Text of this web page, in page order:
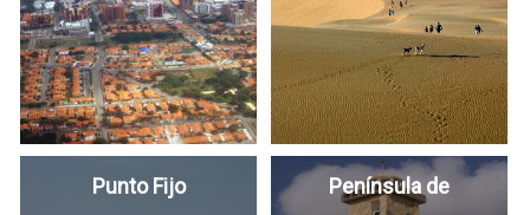
Punto Fijo
Península de